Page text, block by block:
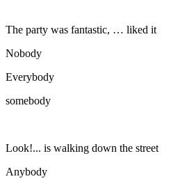
The party was fantastic, … liked it
Nobody
Everybody
somebody
Look!... is walking down the street
Anybody